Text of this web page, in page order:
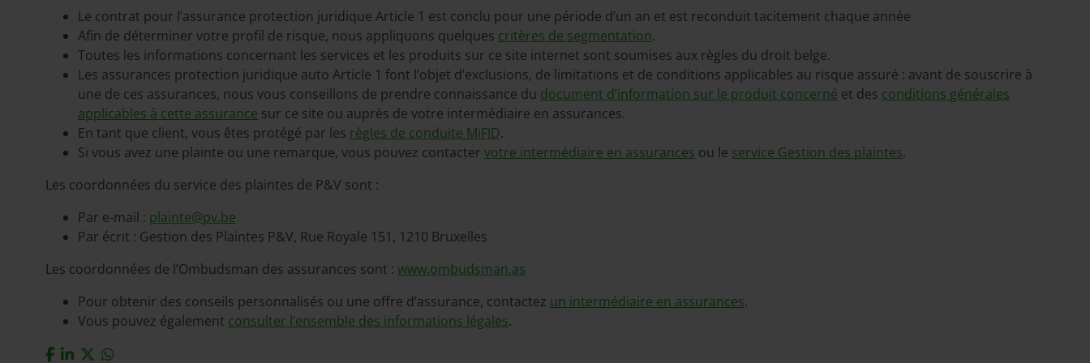
Le contrat pour l’assurance protection juridique Article 1 est conclu pour une période d’un an et est reconduit tacitement chaque année
Afin de déterminer votre profil de risque, nous appliquons quelques critères de segmentation.
Toutes les informations concernant les services et les produits sur ce site internet sont soumises aux règles du droit belge.
Les assurances protection juridique auto Article 1 font l’objet d’exclusions, de limitations et de conditions applicables au risque assuré : avant de souscrire à
une de ces assurances, nous vous conseillons de prendre connaissance du document d’information sur le produit concerné et des conditions générales
applicables à cette assurance sur ce site ou auprès de votre intermédiaire en assurances.
En tant que client, vous êtes protégé par les règles de conduite MiFID.
Si vous avez une plainte ou une remarque, vous pouvez contacter votre intermédiaire en assurances ou le service Gestion des plaintes.
Les coordonnées du service des plaintes de P&V sont :
Par e-mail : plainte@pv.be
Par écrit : Gestion des Plaintes P&V, Rue Royale 151, 1210 Bruxelles
Les coordonnées de l’Ombudsman des assurances sont : www.ombudsman.as
Pour obtenir des conseils personnalisés ou une offre d’assurance, contactez un intermédiaire en assurances.
Vous pouvez également consulter l’ensemble des informations légales.